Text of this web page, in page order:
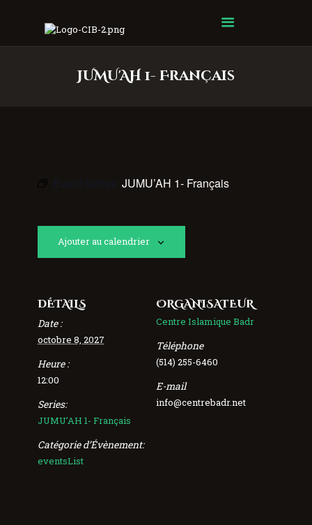
JUMU'AH 1- Français
Centre Islamique Badr
Event Series: JUMU’AH 1- Français
Ajouter au calendrier
DÉTAILS
Date :
octobre 8, 2027
Heure :
12:00
Series:
JUMU’AH 1- Français
Catégorie d’Évènement:
eventsList
ORGANISATEUR
Centre Islamique Badr
Téléphone
(514) 255-6460
E-mail
info@centrebadr.net